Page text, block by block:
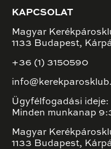
KAPCSOLAT
Magyar
1133 Budapest,
+36 (1) 3150590
Ügyfélfogadási ideje:
Minden munkanap
Magyar
1133 Budapest,